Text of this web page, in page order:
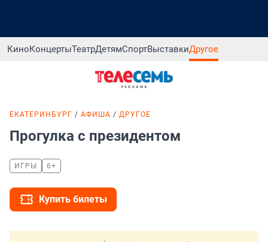
КиноКонцертыТеатрДетямСпортВыставкиДругое
ЕКАТЕРИНБУРГ АФИША ДРУГОЕ
Прогулка с президентом
ИГРЫ 6+
Купить билеты